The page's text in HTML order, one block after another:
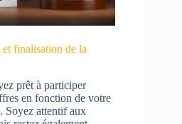
et finalisation de la
prêt à participer
en fonction de votre
Soyez attentif aux